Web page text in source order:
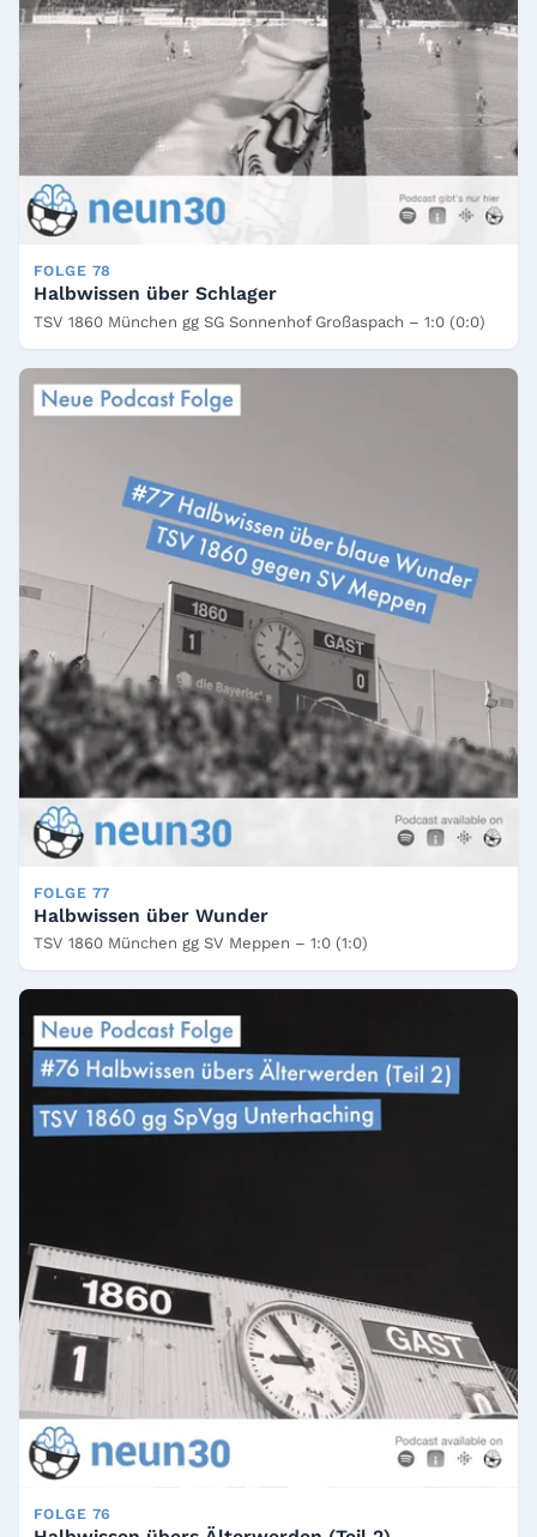
FOLGE 78
Halbwissen über Schlager
TSV 1860 München gg SG Sonnenhof Großaspach – 1:0 (0:0)
FOLGE 77
Halbwissen über Wunder
TSV 1860 München gg SV Meppen – 1:0 (1:0)
FOLGE 76